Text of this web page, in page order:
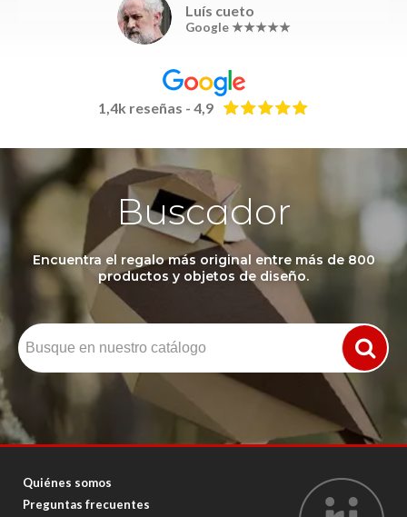
Luís cueto
Google ★★★★★
1,4k reseñas - 4,9
Buscador
Encuentra el regalo más original entre más de 800
productos y objetos de diseño.
Quiénes somos
Preguntas frecuentes